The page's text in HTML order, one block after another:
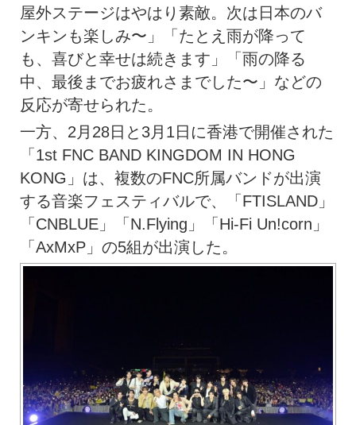
屋外ステージはやはり素敵。次は日本のバ
ンキンも楽しみ〜」「たとえ雨が降って
も、喜びと幸せは続きます」「雨の降る
中、最後までお疲れさまでした〜」などの
反応が寄せられた。
一方、2月28日と3月1日に香港で開催された
「1st FNC BAND KINGDOM IN HONG
KONG」は、複数のFNC所属バンドが出演
する音楽フェスティバルで、「FTISLAND」
「CNBLUE」「N.Flying」「Hi-Fi Un!corn」
「AxMxP」の5組が出演した。